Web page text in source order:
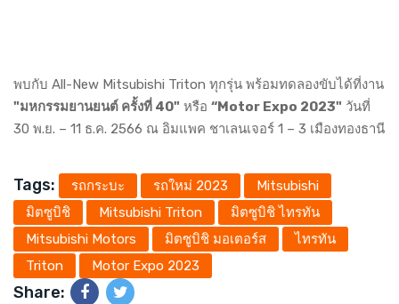
พบกับ All-New Mitsubishi Triton ทุกรุ่น พร้อมทดลองขับได้ที่งาน
"มหกรรมยานยนต์ ครั้งที่ 40" หรือ “Motor Expo 2023" วันที่
30 พ.ย. – 11 ธ.ค. 2566 ณ อิมแพค ชาเลนเจอร์ 1 – 3 เมืองทองธานี
Tags: รถกระบะ รถใหม่ 2023
Mitsubishi
มิตซูบิชิ
Mitsubishi Triton
มิตซูบิชิ ไทรทัน
Mitsubishi Motors
มิตซูบิชิ มอเตอร์ส
ไทรทัน
Triton
Motor Expo 2023
Share: